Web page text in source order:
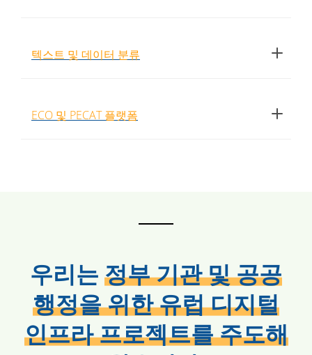
텍스트 및 데이터 분류
ECO 및 PECAT 플랫폼
우리는정부 기관 및 공공
행정을 위한 유럽 디지털
인프라 프로젝트를 주도해